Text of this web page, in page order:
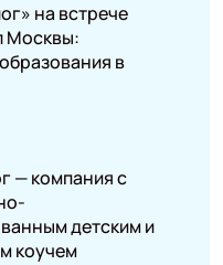
на встрече
Москвы:
в
— компания с
детским и
коучем